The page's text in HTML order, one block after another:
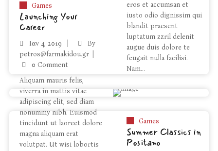
eros et accumsan et
iusto odio dignissim qui
blandit praesent
luptatum zzril delenit
augue duis dolore te
feugait nulla facilisi.
Nam...
Games
Launching Your
Career
Ιαν 4, 2019
By
petros@farmakidou.gr
0 Comment
Aliquam mauris felis,
viverra in mattis vitae
adipiscing elit, sed diam
nonummy nibh. Euismod
tincidunt ut laoreet dolore
magna aliquam erat
volutpat. Ut wisi lobortis
Games
Summer Classics in
Positano